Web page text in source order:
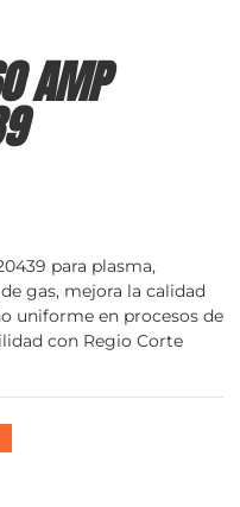
AMP
para plasma,
gas, mejora la calidad
uniforme en procesos de
con Regio Corte